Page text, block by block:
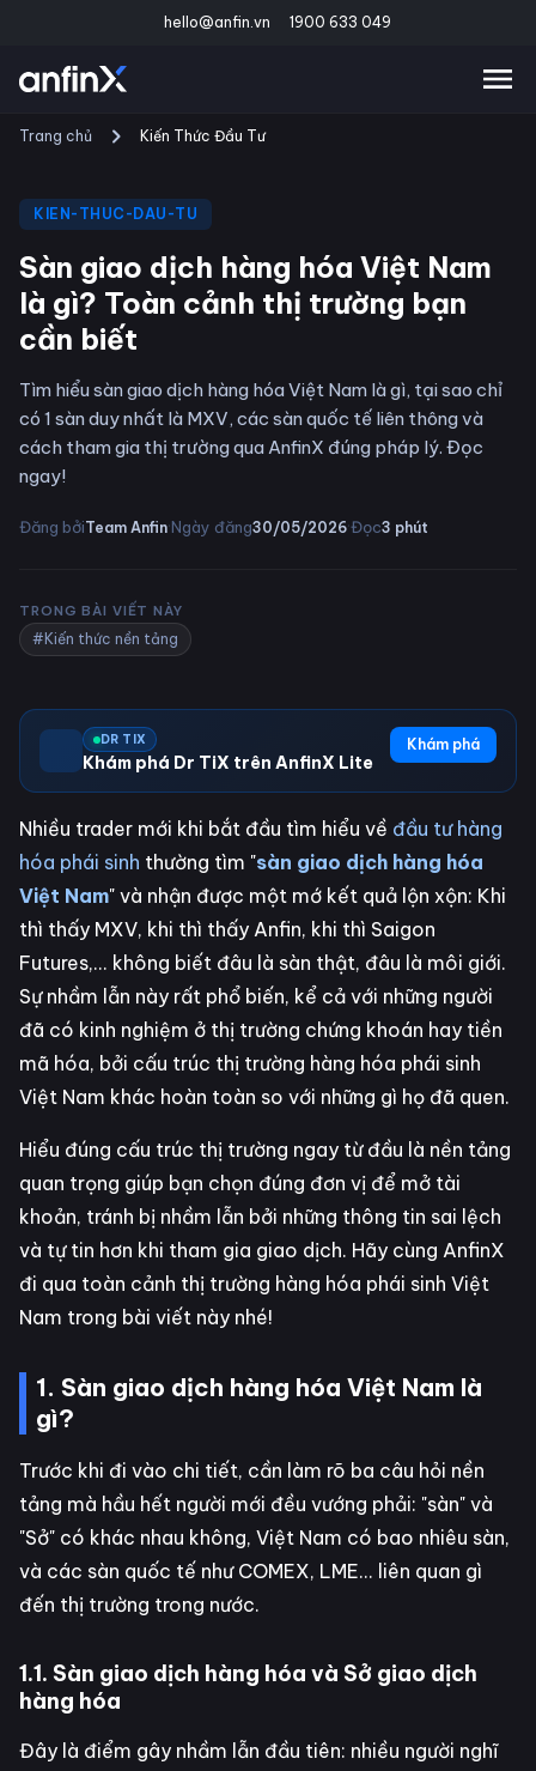
hello@anfin.vn 1900 633 049
Trang chủ Kiến Thức Đầu Tư
KIEN-THUC-DAU-TU
Sàn giao dịch hàng hóa Việt Nam
là gì? Toàn cảnh thị trường bạn
cần biết
Tìm hiểu sàn giao dịch hàng hóa Việt Nam là gì, tại sao chỉ
có 1 sàn duy nhất là MXV, các sàn quốc tế liên thông và
cách tham gia thị trường qua AnfinX đúng pháp lý. Đọc
ngay!
Đăng bởiTeam Anfin·Ngày đăng30/05/2026·Đọc3 phút
TRONG BÀI VIẾT NÀY
#Kiến thức nền tảng
DR TIX
Khám phá Dr TiX trên AnfinX Lite
Khám phá
Nhiều trader mới khi bắt đầu tìm hiểu về đầu tư hàng
hóa phái sinh thường tìm "sàn giao dịch hàng hóa
Việt Nam" và nhận được một mớ kết quả lộn xộn: Khi
thì thấy MXV, khi thì thấy Anfin, khi thì Saigon
Futures,... không biết đâu là sàn thật, đâu là môi giới.
Sự nhầm lẫn này rất phổ biến, kể cả với những người
đã có kinh nghiệm ở thị trường chứng khoán hay tiền
mã hóa, bởi cấu trúc thị trường hàng hóa phái sinh
Việt Nam khác hoàn toàn so với những gì họ đã quen.
Hiểu đúng cấu trúc thị trường ngay từ đầu là nền tảng
quan trọng giúp bạn chọn đúng đơn vị để mở tài
khoản, tránh bị nhầm lẫn bởi những thông tin sai lệch
và tự tin hơn khi tham gia giao dịch. Hãy cùng AnfinX
đi qua toàn cảnh thị trường hàng hóa phái sinh Việt
Nam trong bài viết này nhé!
1. Sàn giao dịch hàng hóa Việt Nam là
gì?
Trước khi đi vào chi tiết, cần làm rõ ba câu hỏi nền
tảng mà hầu hết người mới đều vướng phải: "sàn" và
"Sở" có khác nhau không, Việt Nam có bao nhiêu sàn,
và các sàn quốc tế như COMEX, LME... liên quan gì
đến thị trường trong nước.
1.1. Sàn giao dịch hàng hóa và Sở giao dịch
hàng hóa
Đây là điểm gây nhầm lẫn đầu tiên: nhiều người nghĩ